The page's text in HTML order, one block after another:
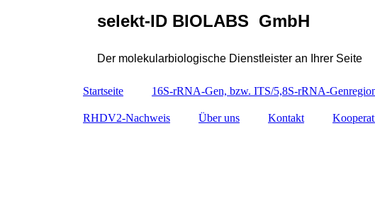
selekt-ID BIOLABS GmbH
Der molekularbiologische Dienstleister an Ihrer Seite
Startseite 16S-rRNA-Gen, bzw. ITS/5,8S-rRNA-
RHDV2-Nachweis Über uns Kontakt